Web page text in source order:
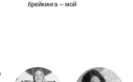
брейкинга – мой